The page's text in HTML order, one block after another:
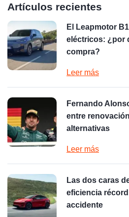
Artículos recientes
El Leapmotor
eléctricos: ¿por
compra?
Leer más
Fernando
entre
alternativas
Leer más
Las dos caras
eficiencia
accidente